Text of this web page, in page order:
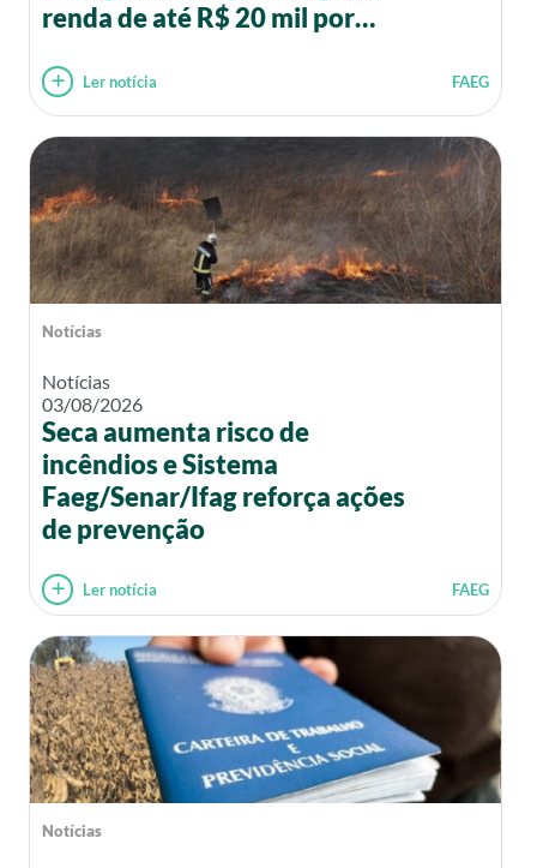
renda de até R$ 20 mil por
Ler notícia FAEG
Notícias
Notícias
03/08/2026
Seca aumenta risco de
incêndios e Sistema
Faeg/Senar/Ifag reforça ações
de prevenção
Ler notícia FAEG
Notícias